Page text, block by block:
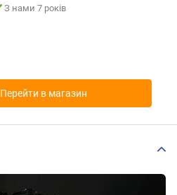
З нами 7 років
Перейти в магазин